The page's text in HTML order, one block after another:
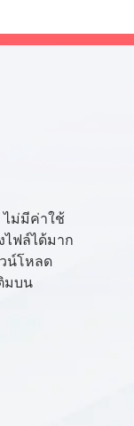
ไม่มีค่าใช้
ฟล์ได้มาก
น์โหลด
มบน